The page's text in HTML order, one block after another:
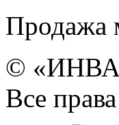
Продажа
©
Все